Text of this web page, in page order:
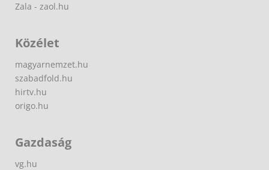
Zala - zaol.hu
Közélet
magyarnemzet.hu
szabadfold.hu
hirtv.hu
origo.hu
Gazdaság
vg.hu